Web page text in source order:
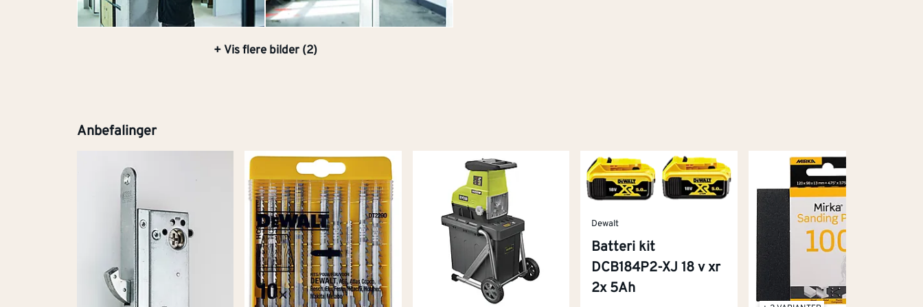
+ Vis flere bilder (2)
Anbefalinger
Dewalt
Batteri kit
DCB184P2-XJ 18 v xr
2x 5Ah